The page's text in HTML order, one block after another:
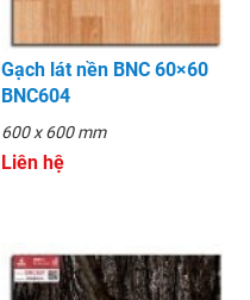
Gạch lát nền BNC 60×60
BNC604
600 x 600 mm
Liên hệ